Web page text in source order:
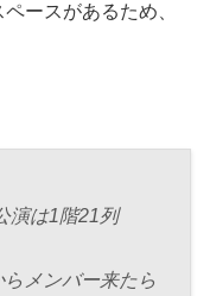
ースがあるため、
演は1階21列
メンバー来たら